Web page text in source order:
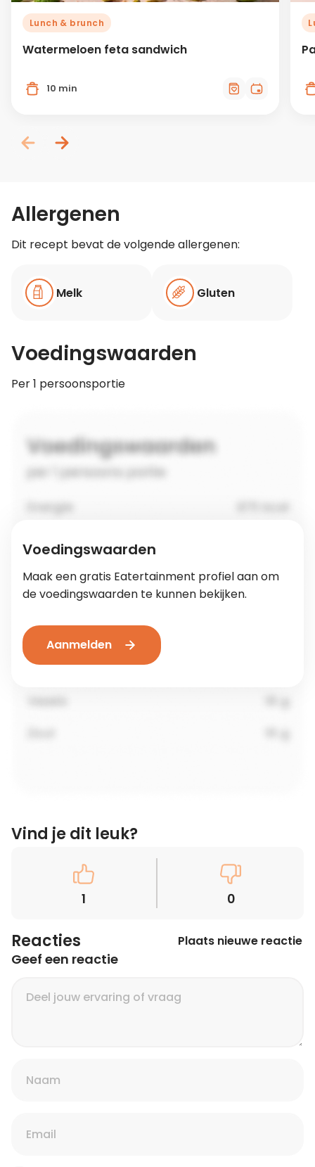
Lunch & brunch
Watermeloen feta sandwich
10 min
Allergenen
Dit recept bevat de volgende allergenen:
Melk Gluten
Voedingswaarden
Per 1 persoonsportie
Voedingswaarden
Maak een gratis Eatertainment profiel aan om
de voedingswaarden te kunnen bekijken.
Aanmelden
Vind je dit leuk?
1 0
Reacties Plaats nieuwe reactie
Geef een reactie